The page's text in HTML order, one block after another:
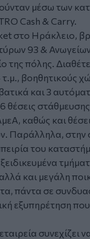
μέσω των
Cash & Carry.
στο Ηράκλειο,
93 &
της πόλης.
βοηθητικούς
και 3
θέσεις
καθώς και
Παράλληλα, στην
του
και μεγάλη
πάντα σε
εξυπηρέτηση που
συνεχίζει